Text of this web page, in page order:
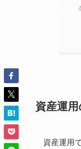
資産運
資産運用